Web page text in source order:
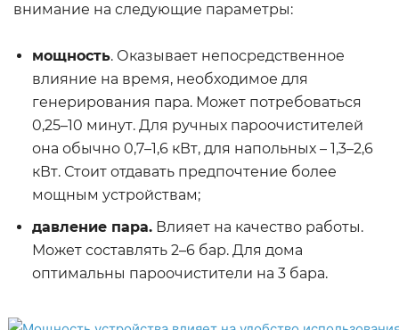
внимание на следующие параметры:
мощность. Оказывает непосредственное
влияние на время, необходимое для
генерирования пара. Может потребоваться
0,25–10 минут. Для ручных пароочистителей
она обычно 0,7–1,6 кВт, для напольных – 1,3–2,6
кВт. Стоит отдавать предпочтение более
мощным устройствам;
давление пара. Влияет на качество работы.
Может составлять 2–6 бар. Для дома
оптимальны пароочистители на 3 бара.